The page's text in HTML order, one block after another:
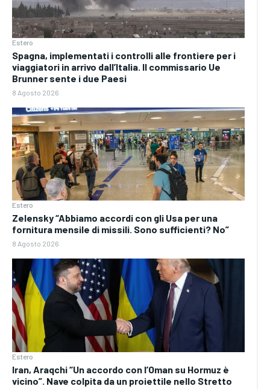
Estero
Spagna, implementati i controlli alle frontiere per i
viaggiatori in arrivo dall’Italia. Il commissario Ue
Brunner sente i due Paesi
8 Agosto 2026
Estero
Zelensky “Abbiamo accordi con gli Usa per una
fornitura mensile di missili. Sono sufficienti? No”
8 Agosto 2026
Estero
Iran, Araqchi “Un accordo con l’Oman su Hormuz è
vicino”. Nave colpita da un proiettile nello Stretto